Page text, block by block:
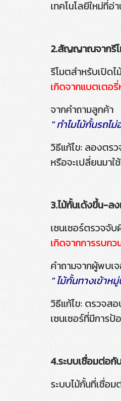
เทคโนโลยีใหม่ที่
2.สัญญาณจากรีโ
รีโมตสำหรับเปิด
เกิดจากแบตเต
จากคำถามลูกค้า
" ทำไมไม้กั้นรถไ
วิธีแก้ไข: ลองตร
หรือจะเปลี่ยนมา
3.ไม้กั้นเด้งขึ้น-ล
เซนเซอร์ตรวจ
เกิดจากการรบ
คำถามจากผู้พบเ
" ไม้กั้นทางเข้าห
วิธีแก้ไข: ตรวจส
เซนเซอร์ที่มีการ
4.ระบบเชื่อมต่อ
ระบบไม้กั้นที่เชื่อ